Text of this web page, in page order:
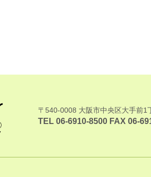
〒540-0008 大阪市中央区大手前1
TEL 06-6910-8500 FAX 06-